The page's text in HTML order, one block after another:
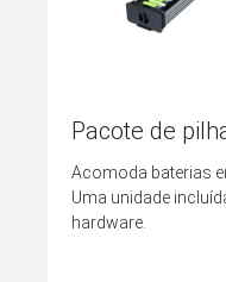
Pacote de
Acomoda baterias
Uma unidade
hardware.